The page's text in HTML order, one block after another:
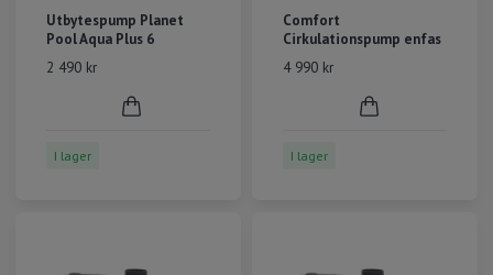
Utbytespump Planet
Pool Aqua Plus 6
2 490 kr
I lager
Comfort
Cirkulationspump enfas
4 990 kr
I lager